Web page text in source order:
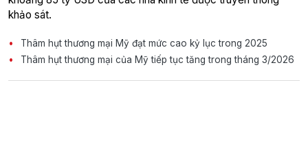
khảo sát.
Thâm hụt thương mại Mỹ đạt mức cao kỷ lục trong 2025
Thâm hụt thương mại của Mỹ tiếp tục tăng trong tháng 3/2026